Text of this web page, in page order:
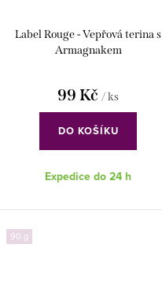
Label Rouge - Vepřová terina s
Armagnakem
99 Kč / ks
DO KOŠÍKU
Expedice do 24 h
90 g